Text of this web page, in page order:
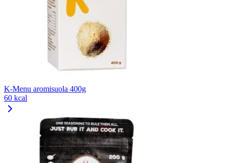
K-Menu aromisuola 400g
60 kcal